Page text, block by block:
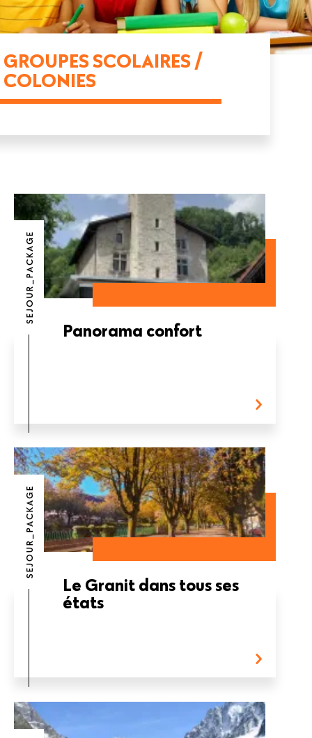
GROUPES SCOLAIRES /
COLONIES
SEJOUR_PACKAGE
Panorama confort
SEJOUR_PACKAGE
Le Granit dans tous ses
états